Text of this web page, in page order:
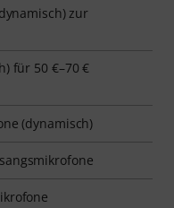
zur
für 50 €–70 €
(dynamisch)